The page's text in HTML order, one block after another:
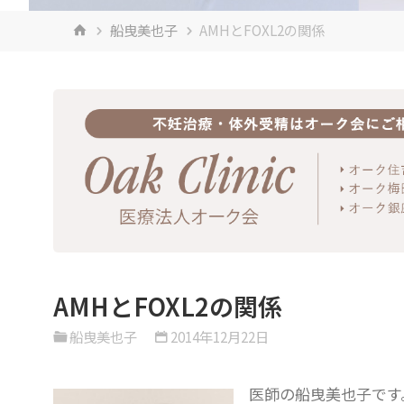
ホ 船曳美也子 AMHとFOXL2の関係
AMHとFOXL2の関係
船曳美也子 2014年12月22日
医師の船曳美也子で